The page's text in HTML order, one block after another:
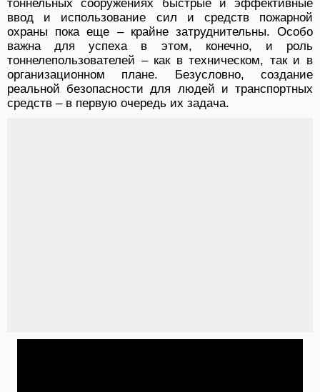
тоннельных сооружениях быстрые и эффективные
ввод и использование сил и средств пожарной
охраны пока еще – крайне затруднительны. Особо
важна для успеха в этом, конечно, и роль
тоннелепользователей – как в техническом, так и в
организационном плане. Безусловно, создание
реальной безопасности для людей и транспортных
средств – в первую очередь их задача.